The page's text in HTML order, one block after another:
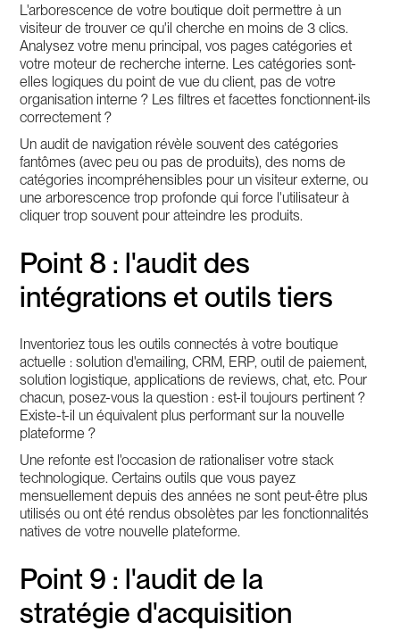
L'arborescence de votre boutique doit permettre à un
visiteur de trouver ce qu'il cherche en moins de 3 clics.
Analysez votre menu principal, vos pages catégories et
votre moteur de recherche interne. Les catégories sont-
elles logiques du point de vue du client, pas de votre
organisation interne ? Les filtres et facettes fonctionnent-ils
correctement ?
Un audit de navigation révèle souvent des catégories
fantômes (avec peu ou pas de produits), des noms de
catégories incompréhensibles pour un visiteur externe, ou
une arborescence trop profonde qui force l'utilisateur à
cliquer trop souvent pour atteindre les produits.
Point 8 : l'audit des
intégrations et outils tiers
Inventoriez tous les outils connectés à votre boutique
actuelle : solution d'emailing, CRM, ERP, outil de paiement,
solution logistique, applications de reviews, chat, etc. Pour
chacun, posez-vous la question : est-il toujours pertinent ?
Existe-t-il un équivalent plus performant sur la nouvelle
plateforme ?
Une refonte est l'occasion de rationaliser votre stack
technologique. Certains outils que vous payez
mensuellement depuis des années ne sont peut-être plus
utilisés ou ont été rendus obsolètes par les fonctionnalités
natives de votre nouvelle plateforme.
Point 9 : l'audit de la
stratégie d'acquisition